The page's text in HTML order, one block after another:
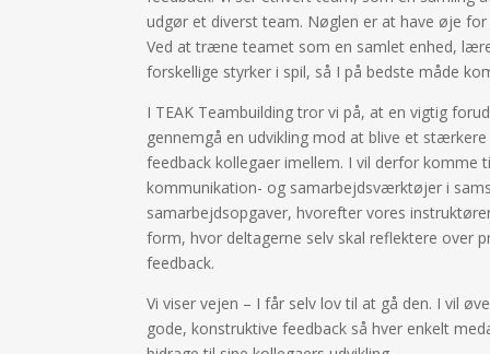
udgør et diverst team. Nøglen er at have øje
Ved at træne teamet som en samlet enhed,
forskellige styrker i spil, så I på bedste måde
I TEAK Teambuilding tror vi på, at en vigtig
gennemgå en udvikling mod at blive et
feedback kollegaer imellem. I vil derfor komme
kommunikation- og samarbejdsværktøjer i
samarbejdsopgaver, hvorefter vores
form, hvor deltagerne selv skal reflektere over
feedback.
Vi viser vejen – I får selv lov til at gå den. I vil
gode, konstruktive feedback så hver enkelt